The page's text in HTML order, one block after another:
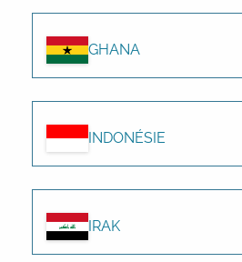
GHANA
INDONÉSIE
IRAK